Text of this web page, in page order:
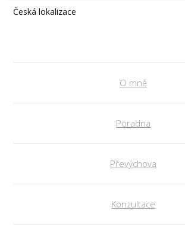
Česká lokalizace
O mně
Poradna
Převýchova
Konzultace